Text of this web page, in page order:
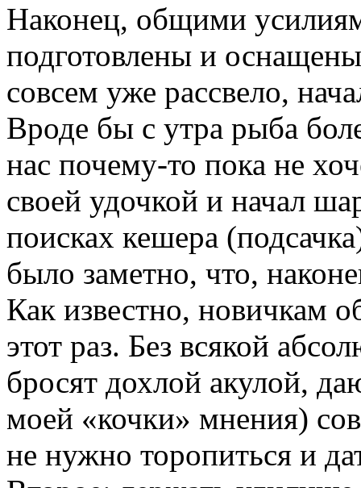
Наконец, общими
подготовлены и
совсем уже рассвело,
Вроде бы с утра рыба
нас почему-то пока не
своей удочкой и начал
поисках кешера
было заметно, что,
Как известно, новичкам
этот раз. Без всякой
бросят дохлой акулой,
моей «кочки» мнения)
не нужно торопиться и